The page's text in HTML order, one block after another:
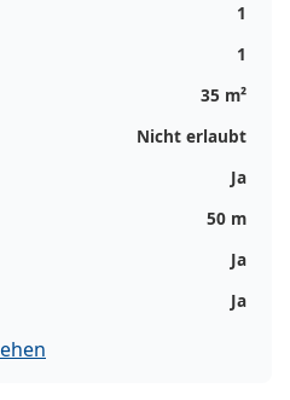
1
1
35 m²
Nicht erlaubt
Ja
50 m
Ja
Ja